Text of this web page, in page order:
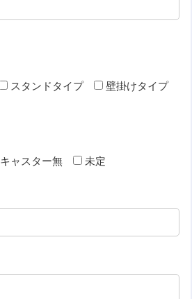
スタンドタイプ
壁掛けタイプ
キャスター無 未定